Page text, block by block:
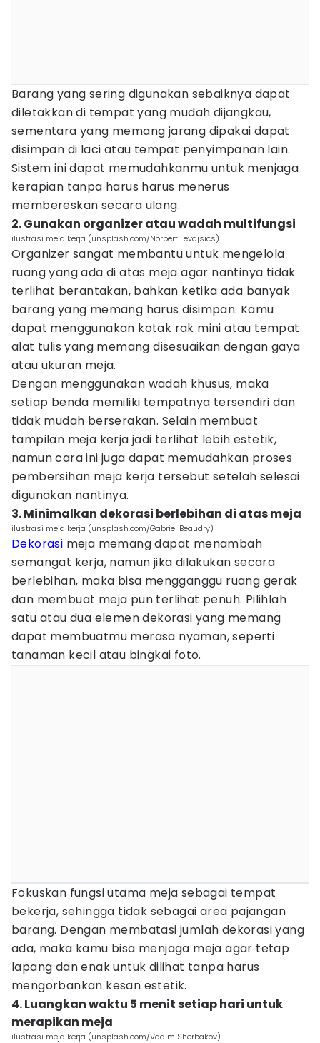
Barang yang sering digunakan sebaiknya dapat
diletakkan di tempat yang mudah dijangkau,
sementara yang memang jarang dipakai dapat
disimpan di laci atau tempat penyimpanan lain.
Sistem ini dapat memudahkanmu untuk menjaga
kerapian tanpa harus harus menerus
membereskan secara ulang.
2. Gunakan organizer atau wadah multifungsi
ilustrasi meja kerja (unsplash.com/Norbert Levajsics)
Organizer sangat membantu untuk mengelola
ruang yang ada di atas meja agar nantinya tidak
terlihat berantakan, bahkan ketika ada banyak
barang yang memang harus disimpan. Kamu
dapat menggunakan kotak rak mini atau tempat
alat tulis yang memang disesuaikan dengan gaya
atau ukuran meja.
Dengan menggunakan wadah khusus, maka
setiap benda memiliki tempatnya tersendiri dan
tidak mudah berserakan. Selain membuat
tampilan meja kerja jadi terlihat lebih estetik,
namun cara ini juga dapat memudahkan proses
pembersihan meja kerja tersebut setelah selesai
digunakan nantinya.
3. Minimalkan dekorasi berlebihan di atas meja
ilustrasi meja kerja (unsplash.com/Gabriel Beaudry)
Dekorasi meja memang dapat menambah
semangat kerja, namun jika dilakukan secara
berlebihan, maka bisa mengganggu ruang gerak
dan membuat meja pun terlihat penuh. Pilihlah
satu atau dua elemen dekorasi yang memang
dapat membuatmu merasa nyaman, seperti
tanaman kecil atau bingkai foto.
Fokuskan fungsi utama meja sebagai tempat
bekerja, sehingga tidak sebagai area pajangan
barang. Dengan membatasi jumlah dekorasi yang
ada, maka kamu bisa menjaga meja agar tetap
lapang dan enak untuk dilihat tanpa harus
mengorbankan kesan estetik.
4. Luangkan waktu 5 menit setiap hari untuk
merapikan meja
ilustrasi meja kerja (unsplash.com/Vadim Sherbakov)